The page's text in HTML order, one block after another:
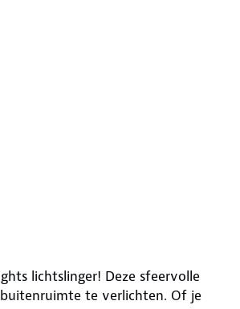
lichtslinger! Deze sfeervolle
te verlichten. Of je